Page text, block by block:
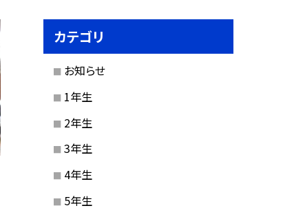
カテゴリ
お知らせ
1年生
2年生
3年生
4年生
5年生